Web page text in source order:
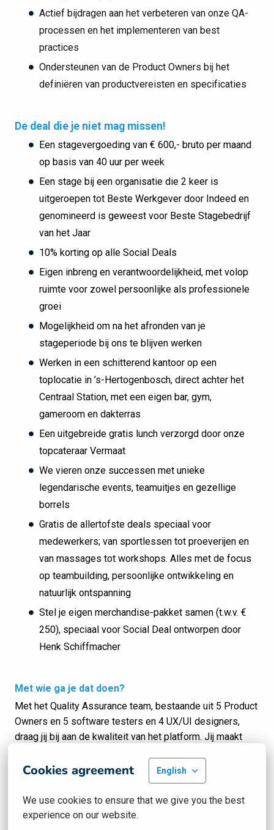
Cookies agreement English
We use cookies to ensure that we give you the best
experience on our website.
Actief bijdragen aan het verbeteren van onze QA-
processen en het implementeren van best
practices
Ondersteunen van de Product Owners bij het
definiëren van productvereisten en specificaties
De deal die je niet mag missen!
Een stagevergoeding van € 600,- bruto per maand
op basis van 40 uur per week
Een stage bij een organisatie die 2 keer is
uitgeroepen tot Beste Werkgever door Indeed en
genomineerd is geweest voor Beste Stagebedrijf
van het Jaar
10% korting op alle Social Deals
Eigen inbreng en verantwoordelijkheid, met volop
ruimte voor zowel persoonlijke als professionele
groei
Mogelijkheid om na het afronden van je
stageperiode bij ons te blijven werken
Werken in een schitterend kantoor op een
toplocatie in ’s-Hertogenbosch, direct achter het
Centraal Station, met een eigen bar, gym,
gameroom en dakterras
Een uitgebreide gratis lunch verzorgd door onze
topcateraar Vermaat
We vieren onze successen met unieke
legendarische events, teamuitjes en gezellige
borrels
Gratis de allertofste deals speciaal voor
medewerkers; van sportlessen tot proeverijen en
van massages tot workshops. Alles met de focus
op teambuilding, persoonlijke ontwikkeling en
natuurlijk ontspanning
Stel je eigen merchandise-pakket samen (t.w.v. €
250), speciaal voor Social Deal ontworpen door
Henk Schiffmacher
Met wie ga je dat doen?
Met het Quality Assurance team, bestaande uit 5 Product
Owners en 5 software testers en 4 UX/UI designers,
draag jij bij aan de kwaliteit van het platform. Jij maakt
samen met het development team, bestaande uit circa 40
medewerkers verdeeld over 4 divisies (Back-end, Front-
end, Infra & Mobile).
Er wordt serieus en geconcentreerd gewerkt, maar er is